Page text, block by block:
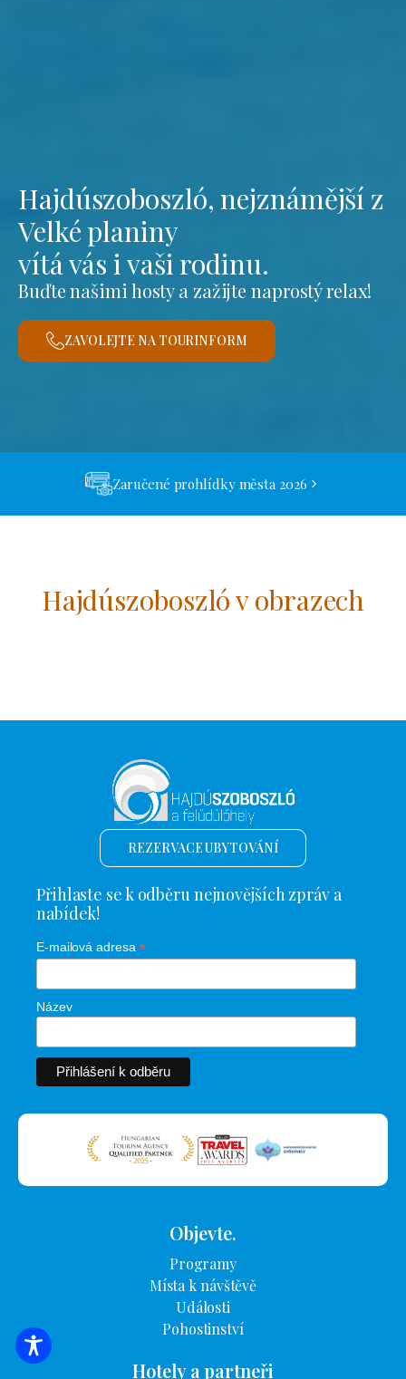
Hajdúszoboszló, nejznámější z
Velké planiny
vítá vás i vaši rodinu.
Buďte našimi hosty a zažijte naprostý relax!
ZAVOLEJTE NA TOURINFORM
Zaručené prohlídky města 2026
Hajdúszoboszló v obrazech
REZERVACE UBYTOVÁNÍ
Přihlaste se k odběru nejnovějších zpráv a
nabídek!
E-mailová adresa*
Název
Objevte.
Programy
Místa k návštěvě
Události
Pohostinství
Hotely a partneři